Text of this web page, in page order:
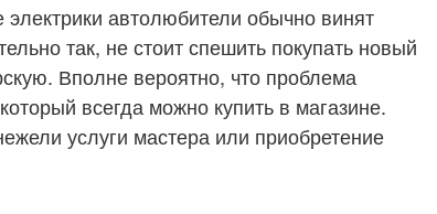
автолюбители обычно винят
так, не стоит спешить покупать новый
Вполне вероятно, что проблема
всегда можно купить в магазине.
услуги мастера или приобретение